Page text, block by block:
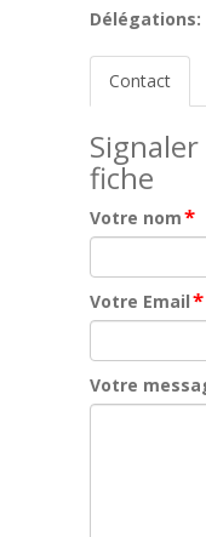
Délégations:
Contact
fiche
Votre nom*
Votre Email*
Votre